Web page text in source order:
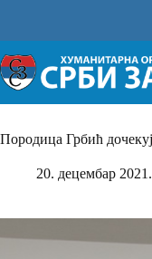
Породица Грбић
20. децембар 2021.